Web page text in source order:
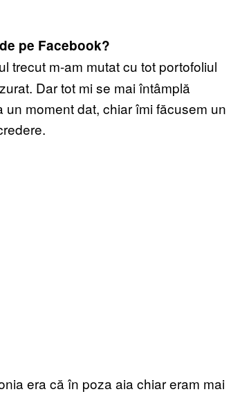
pe Facebook?
trecut m-am mutat cu tot portofoliul
Dar tot mi se mai întâmplă
moment dat, chiar îmi făcusem un
era că în poza aia chiar eram mai